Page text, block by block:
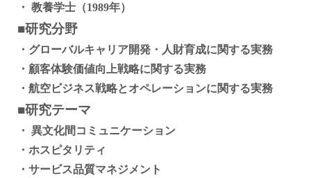
・ 教養学士（1989年）
■研究分野
・グローバルキャリア開発・人財育成に関する実務
・顧客体験価値向上戦略に関する実務
・航空ビジネス戦略とオペレーションに関する実務
■研究テーマ
・ 異文化間コミュニケーション
・ホスピタリティ
・サービス品質マネジメント